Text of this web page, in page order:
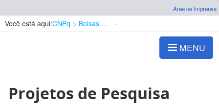
Área de imprensa
Você está aqui:CNPq Bolsas e Auxílios Vigentes
MENU
Projetos de Pesquisa